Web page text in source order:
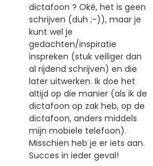
dictafoon ? Oké, het is geen
schrijven (duh ;-)), maar je
kunt wel je
gedachten/inspiratie
inspreken (stuk veiliger dan
al rijdend schrijven) en die
later uitwerken. Ik doe het
altijd op die manier (als ik de
dictafoon op zak heb, op de
dictafoon, anders middels
mijn mobiele telefoon).
Misschien heb je er iets aan.
Succes in ieder geval!